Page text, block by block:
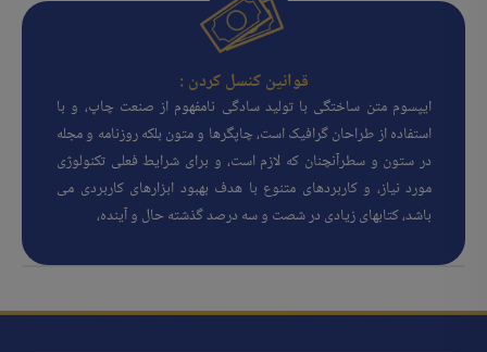
قوانین کنسل کردن :
ایپسوم متن ساختگی با تولید سادگی نامفهوم از صنعت چاپ، و با
استفاده از طراحان گرافیک است، چاپگرها و متون بلکه روزنامه و مجله
در ستون و سطرآنچنان که لازم است، و برای شرایط فعلی تکنولوژی
مورد نیاز، و کاربردهای متنوع با هدف بهبود ابزارهای کاربردی می
باشد، کتابهای زیادی در شصت و سه درصد گذشته حال و آینده،